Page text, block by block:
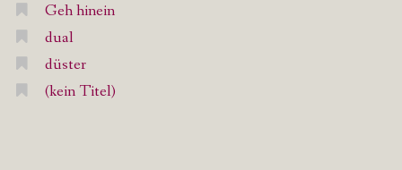
Geh hinein
dual
düster
(kein Titel)